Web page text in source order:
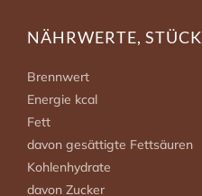
NÄHRWERTE, STÜCK
Brennwert
Energie kcal
Fett
davon gesättigte Fettsäuren
Kohlenhydrate
davon Zucker